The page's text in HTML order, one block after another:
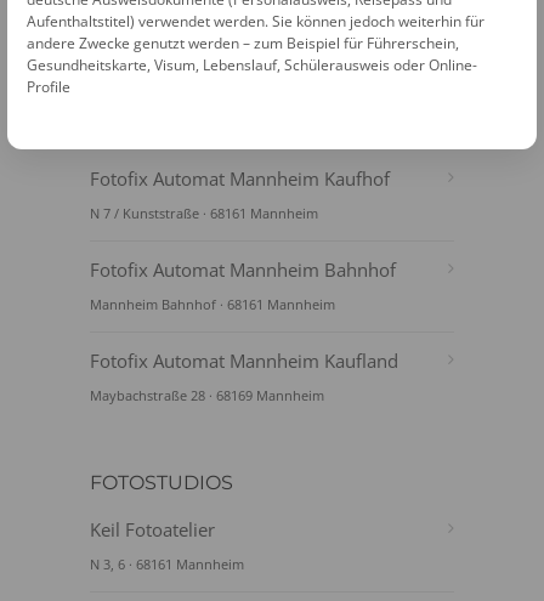
Fotofix Automat Mannheim Kaufhof
N 7 / Kunststraße · 68161 Mannheim
Fotofix Automat Mannheim Bahnhof
Mannheim Bahnhof · 68161 Mannheim
Fotofix Automat Mannheim Kaufland
Maybachstraße 28 · 68169 Mannheim
FOTOSTUDIOS
Keil Fotoatelier
N 3, 6 · 68161 Mannheim
Aufenthaltstitel) verwendet werden. Sie können jedoch weiterhin für
andere Zwecke genutzt werden – zum Beispiel für Führerschein,
Gesundheitskarte, Visum, Lebenslauf, Schülerausweis oder Online-
Profile